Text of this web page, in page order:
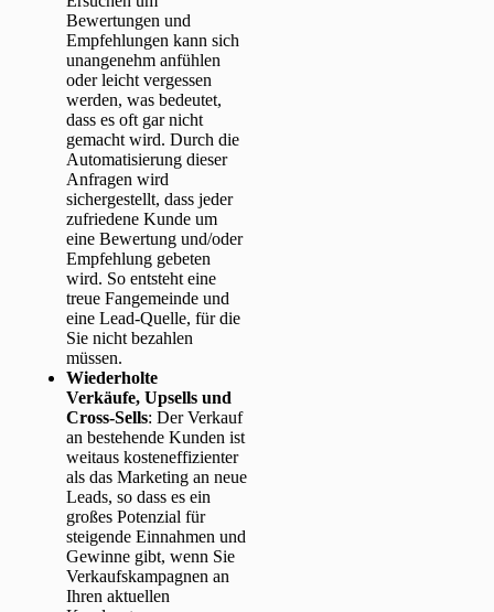
Bewertungen und
Empfehlungen kann sich
unangenehm anfühlen
oder leicht vergessen
werden, was bedeutet,
dass es oft gar nicht
gemacht wird. Durch die
Automatisierung dieser
Anfragen wird
sichergestellt, dass jeder
zufriedene Kunde um
eine Bewertung und/oder
Empfehlung gebeten
wird. So entsteht eine
treue Fangemeinde und
eine Lead-Quelle, für die
Sie nicht bezahlen
müssen.
Wiederholte
Verkäufe, Upsells und
Cross-Sells: Der Verkauf
an bestehende Kunden ist
weitaus kosteneffizienter
als das Marketing an neue
Leads, so dass es ein
großes Potenzial für
steigende Einnahmen und
Gewinne gibt, wenn Sie
Verkaufskampagnen an
Ihren aktuellen